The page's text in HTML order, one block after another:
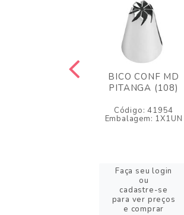
BICO CONF MD
PITANGA (108)
Código: 41954
Embalagem: 1X1UN
Faça seu login
ou
cadastre-se
para ver preços
e comprar